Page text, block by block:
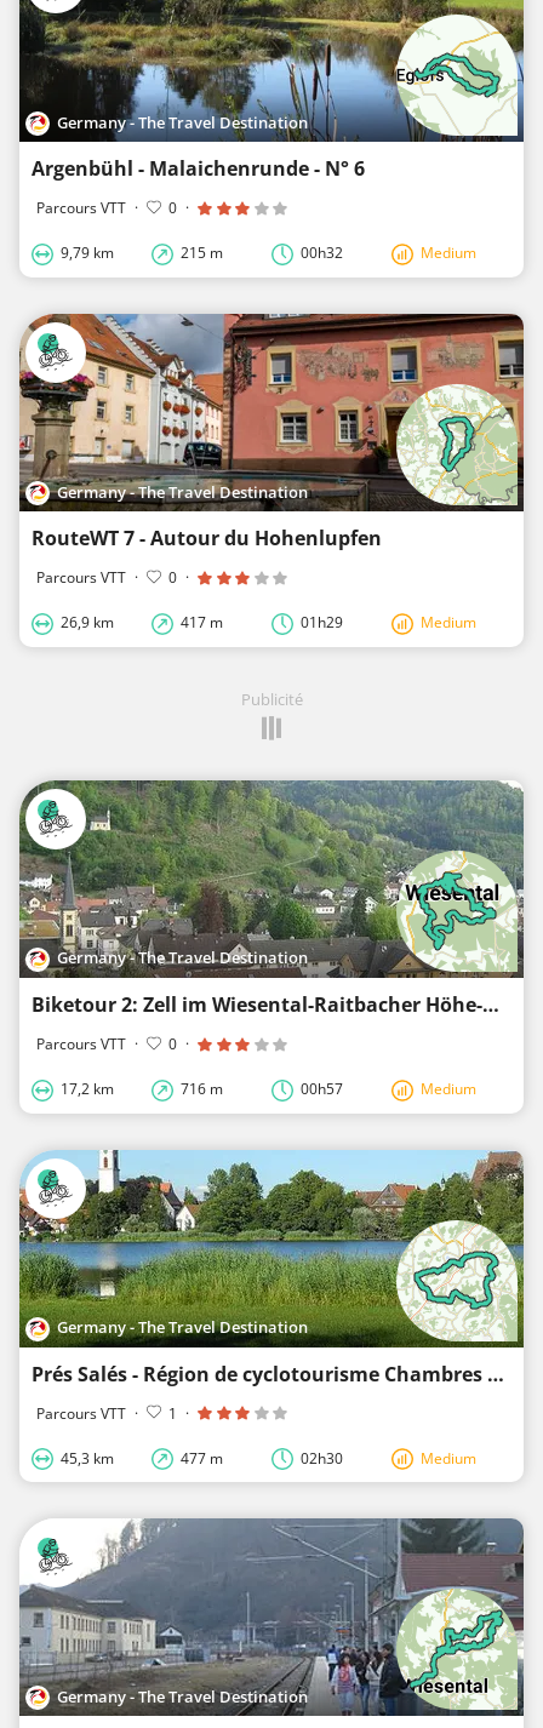
Germany - The Travel Destination
Argenbühl - Malaichenrunde - N° 6
Parcours VTT · 0 ·
9,79 km 215 m 00h32 Medium
Germany - The Travel Destination
RouteWT 7 - Autour du Hohenlupfen
Parcours VTT · 0 ·
26,9 km 417 m 01h29 Medium
Publicité
Germany - The Travel Destination
Biketour 2: Zell im Wiesental-Raitbacher Höhe-Gaisbühl-Zell im Wiesental
Parcours VTT · 0 ·
17,2 km 716 m 00h57 Medium
Germany - The Travel Destination
Prés Salés - Région de cyclotourisme Chambres Naturelles
Parcours VTT · 1 ·
45,3 km 477 m 02h30 Medium
Germany - The Travel Destination